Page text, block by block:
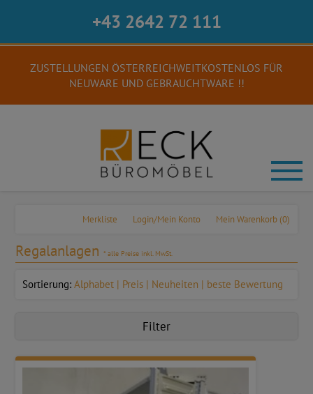
+43 2642 72 111
ZUSTELLUNGEN ÖSTERREICHWEITKOSTENLOS FÜR
NEUWARE UND GEBRAUCHTWARE !!
Mein Warenkorb (0)
Login/Mein Konto
Merkliste
Regalanlagen * alle Preise inkl. MwSt.
Sortierung: Alphabet Preis Neuheiten beste Bewertung
Filter